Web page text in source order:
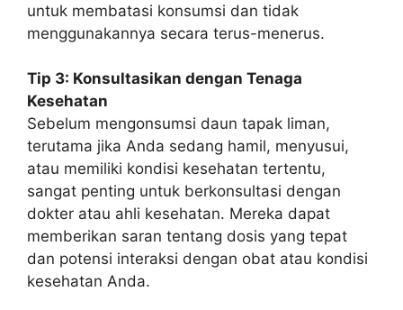
untuk membatasi konsumsi dan tidak
menggunakannya secara terus-menerus.
Tip 3: Konsultasikan dengan Tenaga
Kesehatan
Sebelum mengonsumsi daun tapak liman,
terutama jika Anda sedang hamil, menyusui,
atau memiliki kondisi kesehatan tertentu,
sangat penting untuk berkonsultasi dengan
dokter atau ahli kesehatan. Mereka dapat
memberikan saran tentang dosis yang tepat
dan potensi interaksi dengan obat atau kondisi
kesehatan Anda.